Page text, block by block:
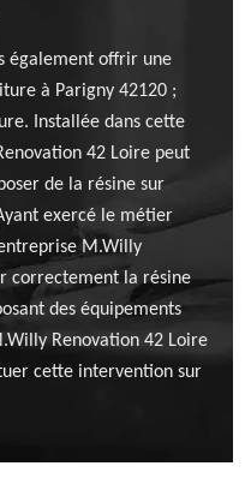
également offrir une
à Parigny 42120 ;
Installée dans cette
42 Loire peut
de la résine sur
exercé le métier
M.Willy
correctement la résine
des équipements
Renovation 42 Loire
cette intervention sur